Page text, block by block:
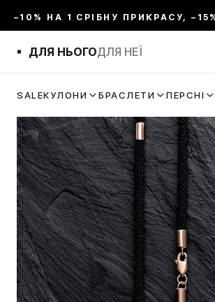
–10% НА 1 СРІБНУ ПРИКРАСУ,
ДЛЯ НЬОГОДЛЯ НЕЇ
SALEКУЛОНИ БРАСЛЕТИ ПЕРСНІ